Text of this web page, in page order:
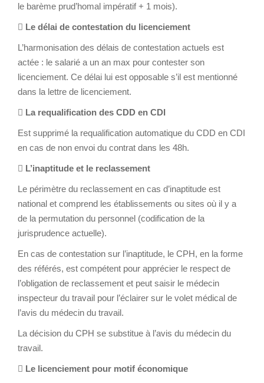
le barème prud’homal impératif + 1 mois).
 Le délai de contestation du licenciement
L’harmonisation des délais de contestation actuels est
actée : le salarié a un an max pour contester son
licenciement. Ce délai lui est opposable s’il est mentionné
dans la lettre de licenciement.
 La requalification des CDD en CDI
Est supprimé la requalification automatique du CDD en CDI
en cas de non envoi du contrat dans les 48h.
 L’inaptitude et le reclassement
Le périmètre du reclassement en cas d’inaptitude est
national et comprend les établissements ou sites où il y a
de la permutation du personnel (codification de la
jurisprudence actuelle).
En cas de contestation sur l’inaptitude, le CPH, en la forme
des référés, est compétent pour apprécier le respect de
l’obligation de reclassement et peut saisir le médecin
inspecteur du travail pour l’éclairer sur le volet médical de
l’avis du médecin du travail.
La décision du CPH se substitue à l’avis du médecin du
travail.
 Le licenciement pour motif économique